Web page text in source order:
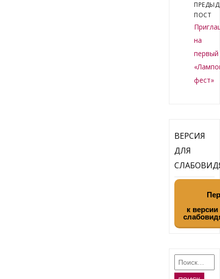
ПОСТ
на
первый
фест»
ВЕРСИЯ
ДЛЯ
к
Найти: